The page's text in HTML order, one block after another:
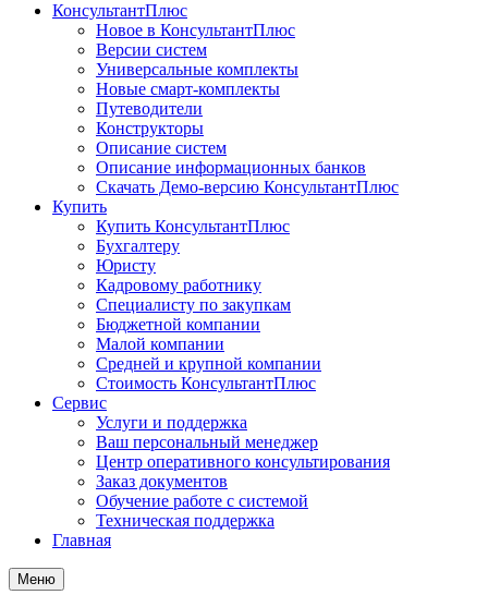
КонсультантПлюс
Новое в КонсультантПлюс
Версии систем
Универсальные комплекты
Новые смарт-комплекты
Путеводители
Конструкторы
Описание систем
Описание информационных банков
Скачать Демо-версию КонсультантПлюс
Купить
Купить КонсультантПлюс
Бухгалтеру
Юристу
Кадровому работнику
Специалисту по закупкам
Бюджетной компании
Малой компании
Средней и крупной компании
Стоимость КонсультантПлюс
Сервис
Услуги и поддержка
Ваш персональный менеджер
Центр оперативного консультирования
Заказ документов
Обучение работе с системой
Техническая поддержка
Главная
Меню